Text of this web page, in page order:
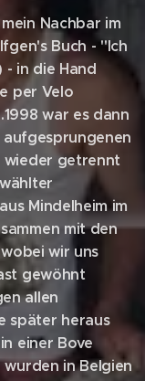
Nachbar im
Buch - "Ich
- in die Hand
per Velo
war es dann
wieder getrennt
Mindelheim im
mit den
wir uns
gewöhnt
allen
später heraus
einer Bove
in Belgien